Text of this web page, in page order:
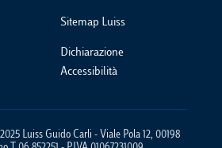
Sitemap Luiss
Dichiarazione
Accessibilità
Luiss Guido Carli - Viale Pola 12, 00198